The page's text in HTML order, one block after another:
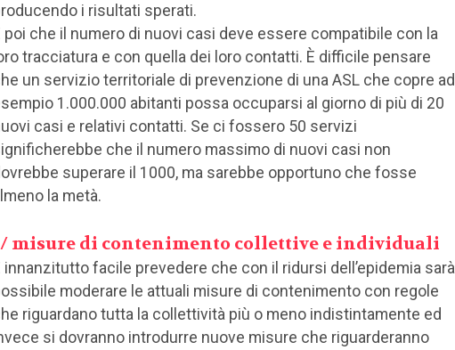
i risultati sperati.
poi che il numero di nuovi casi deve essere compatibile con la
tracciatura e con quella dei loro contatti. È difficile pensare
un servizio territoriale di prevenzione di una ASL che copre ad
1.000.000 abitanti possa occuparsi al giorno di più di 20
casi e relativi contatti. Se ci fossero 50 servizi
che il numero massimo di nuovi casi non
superare il 1000, ma sarebbe opportuno che fosse
la metà.
misure di contenimento collettive e individuali
innanzitutto facile prevedere che con il ridursi dell’epidemia sarà
moderare le attuali misure di contenimento con regole
riguardano tutta la collettività più o meno indistintamente ed
si dovranno introdurre nuove misure che riguarderanno